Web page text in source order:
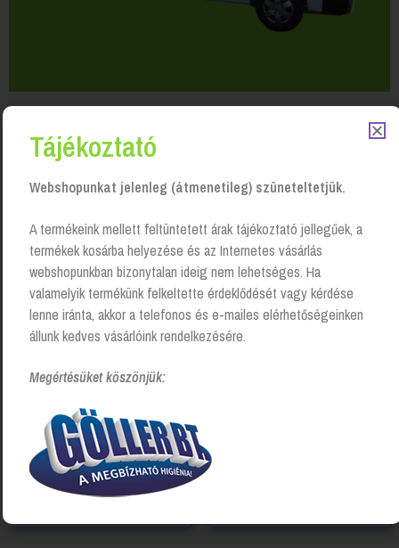
Toalettpapír adagoló, Jumbo
Mini, fekete, Tork
Tájékoztató
Webshopunkat jelenleg (átmenetileg) szüneteltetjük.
A termékeink mellett feltüntetett árak tájékoztató jellegűek, a
termékek kosárba helyezése és az Internetes vásárlás
webshopunkban bizonytalan ideig nem lehetséges. Ha
valamelyik termékünk felkeltette érdeklődését vagy kérdése
lenne iránta, akkor a telefonos és e-mailes elérhetőségeinken
állunk kedves vásárlóink rendelkezésére.
Megértésüket köszönjük: